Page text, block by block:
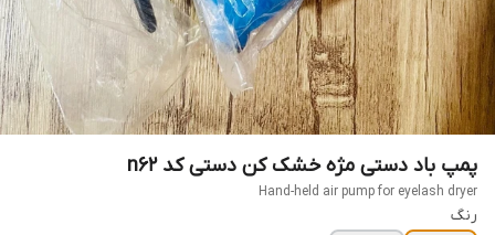
پمپ باد دستی مژه خشک کن دستی کد n62
Hand-held air pump for eyelash dryer
رنگ